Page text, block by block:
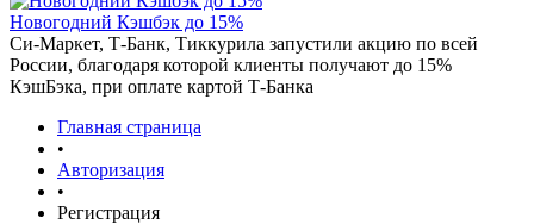
Новогодний Кэшбэк до 15%
Си-Маркет, Т-Банк, Тиккурила запустили акцию по всей
России, благодаря которой клиенты получают до 15%
КэшБэка, при оплате картой Т-Банка
Главная страница
•
Авторизация
•
Регистрация